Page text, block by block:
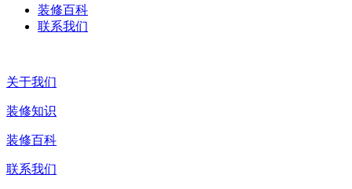
装修百科
联系我们
关于我们
装修知识
装修百科
联系我们